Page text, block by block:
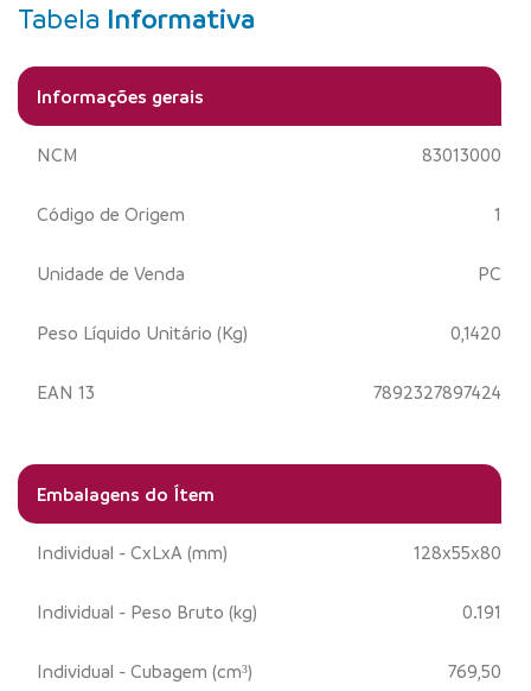
Tabela Informativa
Informações gerais
NCM 83013000
Código de Origem 1
Unidade de Venda PC
Peso Líquido Unitário (Kg) 0,1420
EAN 13 7892327897424
Embalagens do Ítem
Individual - CxLxA (mm) 128x55x80
Individual - Peso Bruto (kg) 0.191
Individual - Cubagem (cm³) 769,50